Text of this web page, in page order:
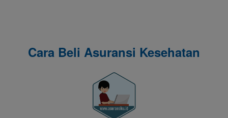
Cara Beli Asuransi Kesehatan